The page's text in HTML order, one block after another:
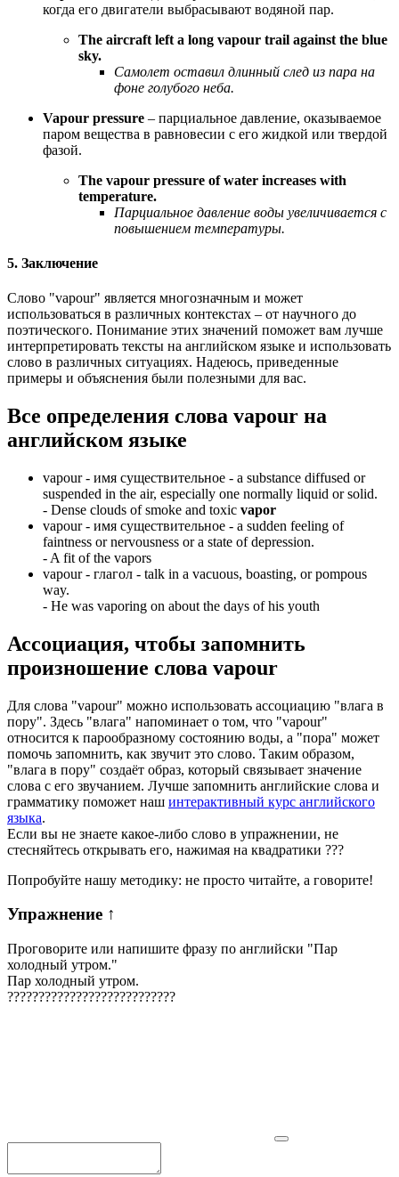
когда его двигатели выбрасывают водяной пар.
The aircraft left a long vapour trail against the blue
sky.
Самолет оставил длинный след из пара на
фоне голубого неба.
Vapour pressure – парциальное давление, оказываемое
паром вещества в равновесии с его жидкой или твердой
фазой.
The vapour pressure of water increases with
temperature.
Парциальное давление воды увеличивается с
повышением температуры.
5. Заключение
Слово "vapour" является многозначным и может
использоваться в различных контекстах – от научного до
поэтического. Понимание этих значений поможет вам лучше
интерпретировать тексты на английском языке и использовать
слово в различных ситуациях. Надеюсь, приведенные
примеры и объяснения были полезными для вас.
Все определения слова vapour на
английском языке
vapour - имя существительное - a substance diffused or
suspended in the air, especially one normally liquid or solid.
- Dense clouds of smoke and toxic vapor
vapour - имя существительное - a sudden feeling of
faintness or nervousness or a state of depression.
- A fit of the vapors
vapour - глагол - talk in a vacuous, boasting, or pompous
way.
- He was vaporing on about the days of his youth
Ассоциация, чтобы запомнить
произношение слова vapour
Для слова "vapour" можно использовать ассоциацию "влага в
пору". Здесь "влага" напоминает о том, что "vapour"
относится к парообразному состоянию воды, а "пора" может
помочь запомнить, как звучит это слово. Таким образом,
"влага в пору" создаёт образ, который связывает значение
слова с его звучанием. Лучше запомнить английские слова и
грамматику поможет наш интерактивный курс английского
языка.
Если вы не знаете какое-либо слово в упражнении, не
стесняйтесь открывать его, нажимая на квадратики ???
Попробуйте нашу методику: не просто читайте, а говорите!
Упражнение ↑
Проговорите или напишите фразу по английски "Пар
холодный утром."
Пар холодный утром.
???????????????????????????